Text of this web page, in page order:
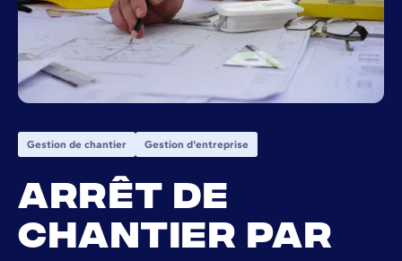
Gestion de chantier Gestion d'entreprise
Arrêt de
chantier par